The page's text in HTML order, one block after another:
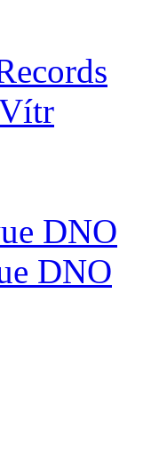
DNO
DNO